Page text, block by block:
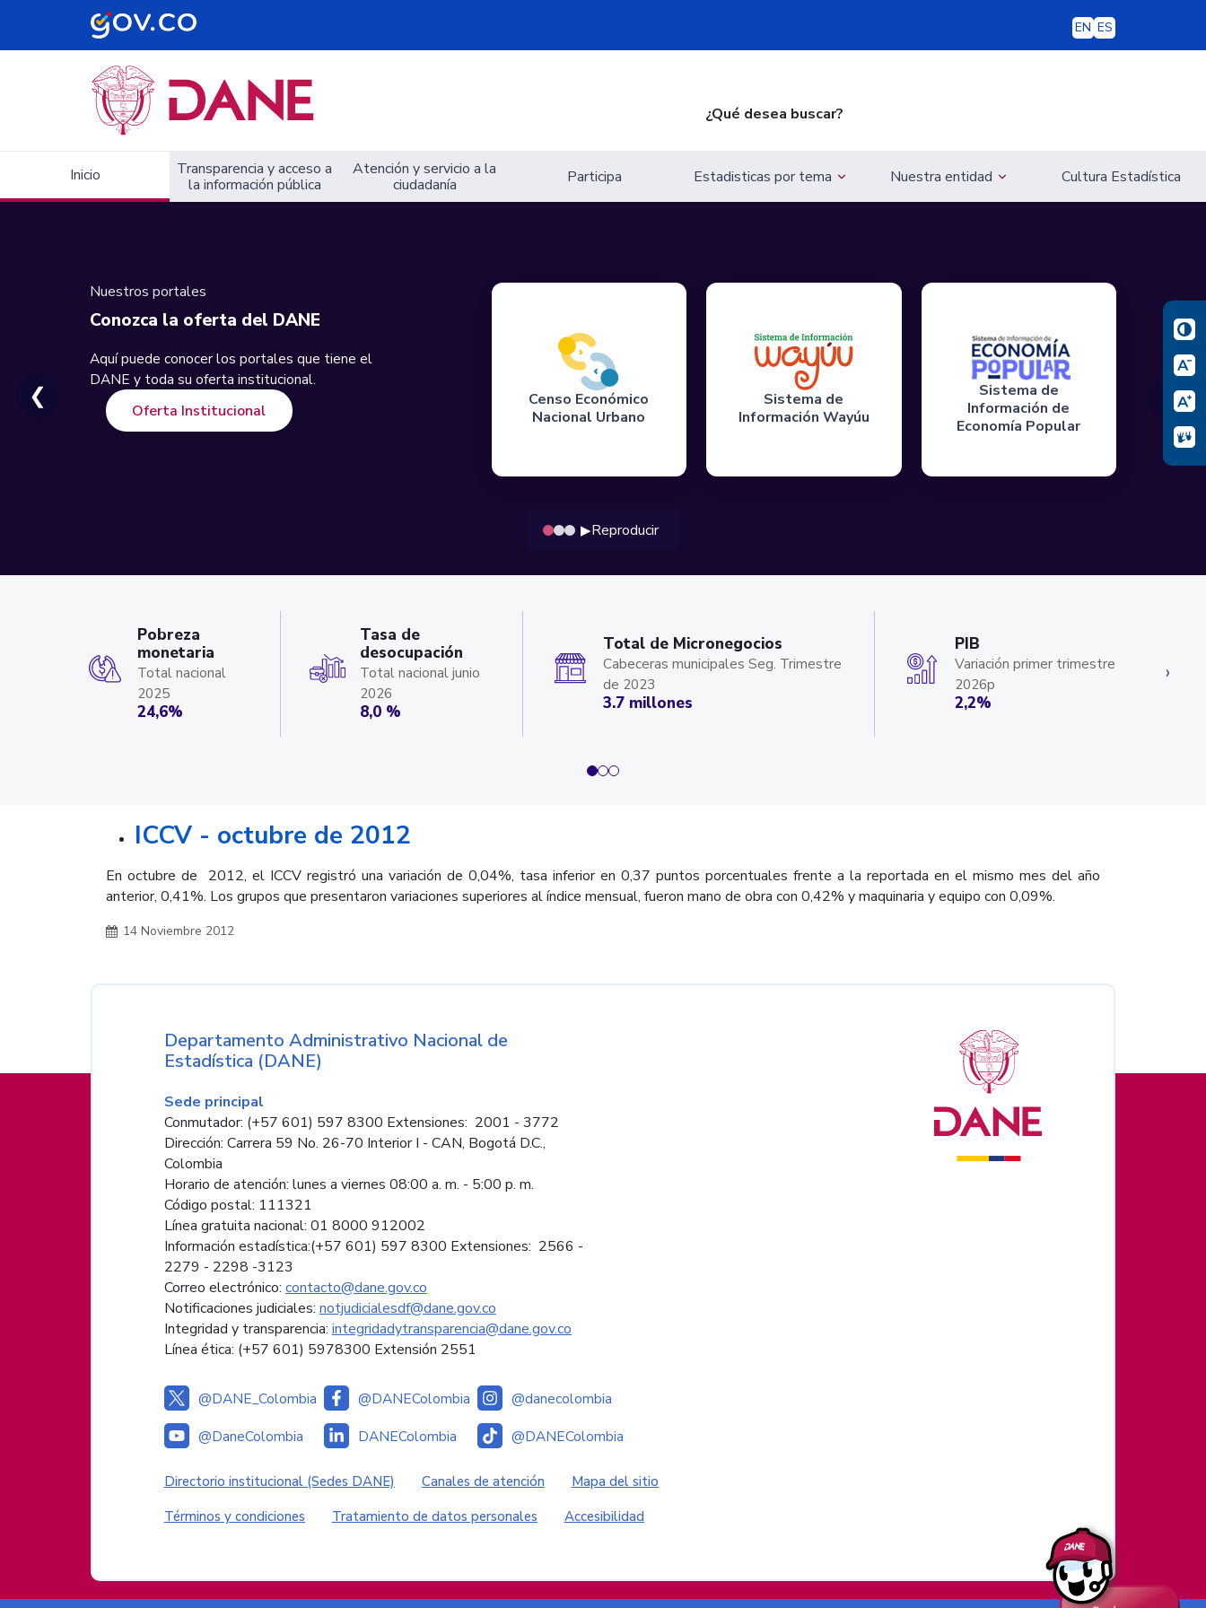
EN ES
¿Qué desea buscar?
Inicio
Transparencia y acceso a
la información pública
Atención y servicio a la
ciudadanía
Participa Estadisticas por tema Nuestra entidad Cultura Estadística
Nuestros portales
Conozca la oferta del DANE
Aquí puede conocer los portales que tiene el
DANE y toda su oferta institucional.
Oferta Institucional
Censo Económico
Nacional Urbano
Sistema de
Información Wayúu
Sistema de
Información de
Economía Popular
❮
▶Reproducir
❯
Total nacional
2025
Pobreza
monetaria
24,6%
Total nacional junio
2026
Tasa de
desocupación
8,0 %
Cabeceras municipales Seg. Trimestre
de 2023
Total de Micronegocios
3.7 millones
Variación primer trimestre
2026p
PIB
2,2%
›
ICCV - octubre de 2012
En octubre de 2012, el ICCV registró una variación de 0,04%, tasa inferior en 0,37 puntos porcentuales frente a la reportada en el mismo mes del año
anterior, 0,41%. Los grupos que presentaron variaciones superiores al índice mensual, fueron mano de obra con 0,42% y maquinaria y equipo con 0,09%.
14 Noviembre 2012
Información de pie de página
Nombre de la entidad
Departamento Administrativo Nacional de
Estadística (DANE)
Sede principal
Conmutador: (+57 601) 597 8300 Extensiones: 2001 - 3772
Dirección: Carrera 59 No. 26-70 Interior I - CAN, Bogotá D.C.,
Colombia
Horario de atención: lunes a viernes 08:00 a. m. - 5:00 p. m.
Código postal: 111321
Línea gratuita nacional: 01 8000 912002
Información estadística:(+57 601) 597 8300 Extensiones: 2566 -
2279 - 2298 -3123
Correo electrónico: contacto@dane.gov.co
Notificaciones judiciales: notjudicialesdf@dane.gov.co
Integridad y transparencia: integridadytransparencia@dane.gov.co
Línea ética: (+57 601) 5978300 Extensión 2551
@DANE_Colombia @DANEColombia
@danecolombia
@DaneColombia
DANEColombia @DANEColombia
Enlaces institucionales
Directorio institucional (Sedes DANE) Canales de atención Mapa del sitio
Enlaces del sitio
Términos y condiciones Tratamiento de datos personales Accesibilidad